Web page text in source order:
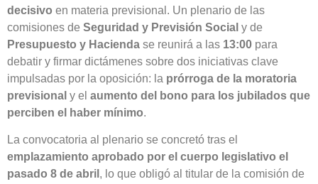
decisivo en materia previsional. Un plenario de las
comisiones de Seguridad y Previsión Social y de
Presupuesto y Hacienda se reunirá a las 13:00 para
debatir y firmar dictámenes sobre dos iniciativas clave
impulsadas por la oposición: la prórroga de la moratoria
previsional y el aumento del bono para los jubilados que
perciben el haber mínimo.
La convocatoria al plenario se concretó tras el
emplazamiento aprobado por el cuerpo legislativo el
pasado 8 de abril , lo que obligó al titular de la comisión de